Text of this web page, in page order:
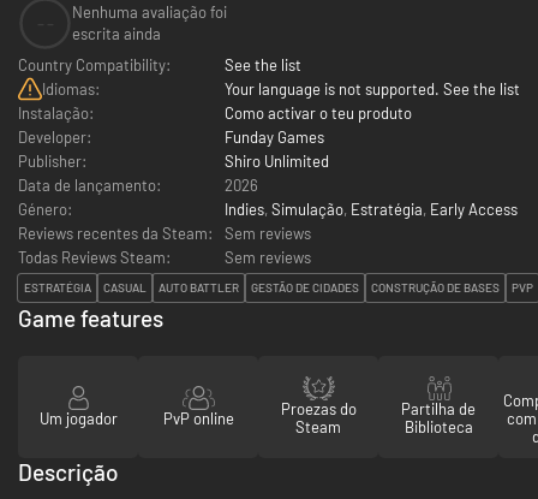
Nenhuma avaliação foi
escrita ainda
Country Compatibility:
See the list
Idiomas:
Your language is not supported. See the list
Instalação:
Como activar o teu produto
Developer:
Funday Games
Publisher:
Shiro Unlimited
Data de lançamento:
2026
Género:
Indies, Simulação, Estratégia, Early Access
Reviews recentes da Steam:
Sem reviews
Todas Reviews Steam:
Sem reviews
ESTRATÉGIA CASUAL AUTO BATTLER GESTÃO DE CIDADES CONSTRUÇÃO DE BASES PVP
Game features
Um jogador PvP online
Proezas do
Steam
Partilha de
Biblioteca
Descrição